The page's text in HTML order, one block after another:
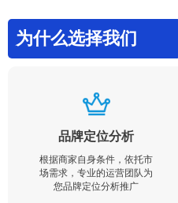
为什么选择我们
品牌定位分析
根据商家自身条件，依托市
场需求，专业的运营团队为
您品牌定位分析推广